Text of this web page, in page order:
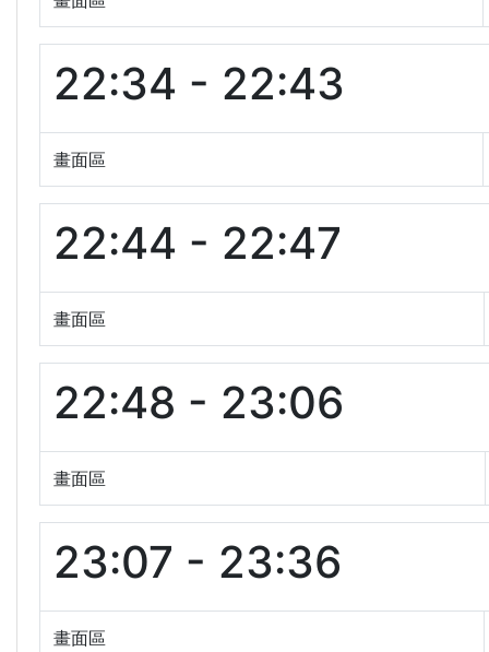
22:34 - 22:43
畫面區
22:44 - 22:47
畫面區
22:48 - 23:06
畫面區
23:07 - 23:36
畫面區